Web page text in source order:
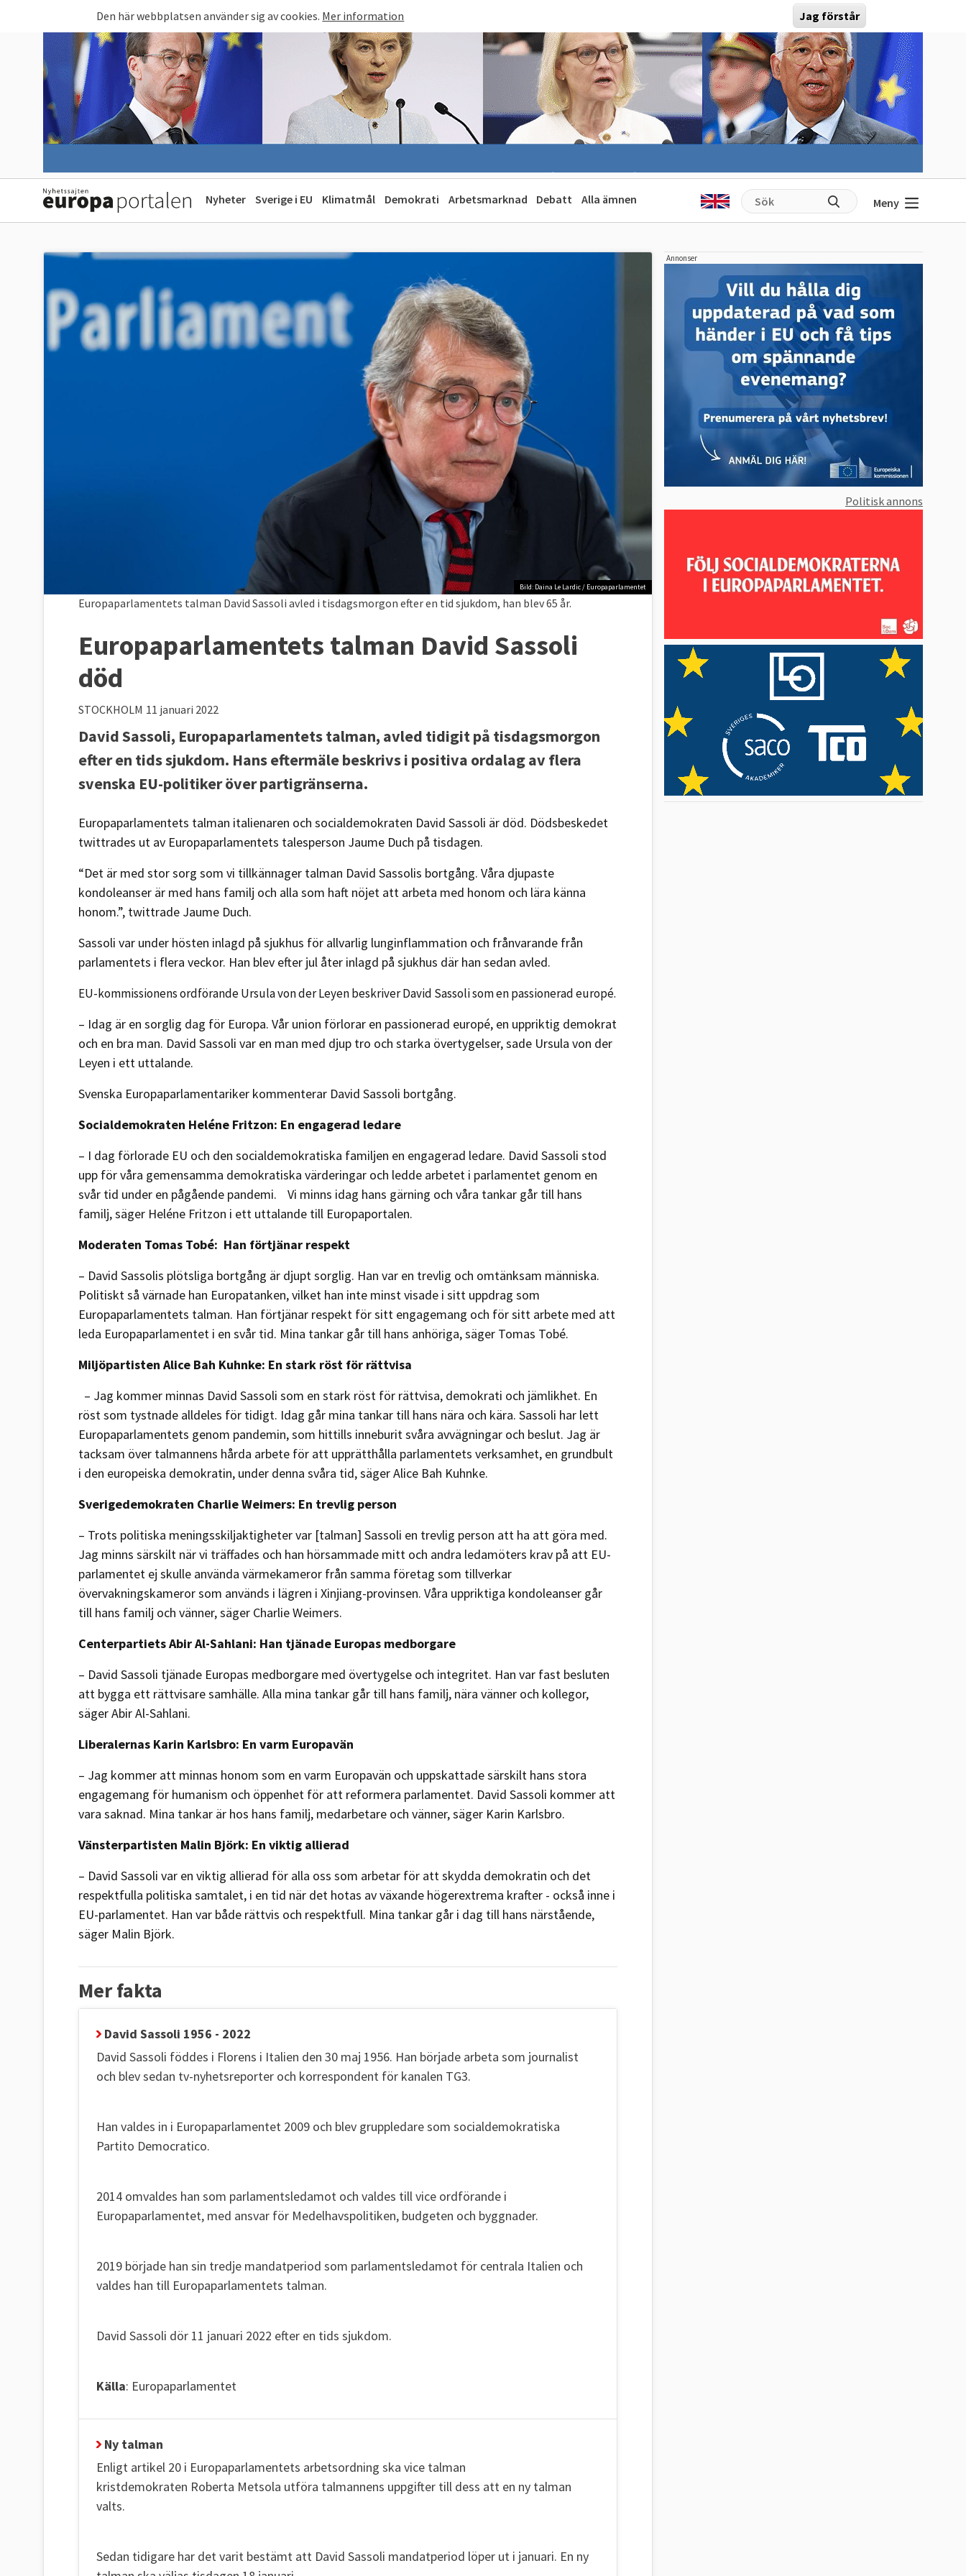
Den här webbplatsen använder sig av cookies. Mer information Jag förstår
Nyheter Sverige i EU Klimatmål Demokrati Arbetsmarknad Debatt Alla ämnen Meny
Bild: Daina Le Lardic / Europaparlamentet
Europaparlamentets talman David Sassoli avled i tisdagsmorgon efter en tid sjukdom, han blev 65 år.
Europaparlamentets talman David Sassoli
död
STOCKHOLM 11 januari 2022
David Sassoli, Europaparlamentets talman, avled tidigit på tisdagsmorgon
efter en tids sjukdom. Hans eftermäle beskrivs i positiva ordalag av flera
svenska EU-politiker över partigränserna.
Europaparlamentets talman italienaren och socialdemokraten David Sassoli är död. Dödsbeskedet
twittrades ut av Europaparlamentets talesperson Jaume Duch på tisdagen.
“Det är med stor sorg som vi tillkännager talman David Sassolis bortgång. Våra djupaste
kondoleanser är med hans familj och alla som haft nöjet att arbeta med honom och lära känna
honom.”, twittrade Jaume Duch.
Sassoli var under hösten inlagd på sjukhus för allvarlig lunginflammation och frånvarande från
parlamentets i flera veckor. Han blev efter jul åter inlagd på sjukhus där han sedan avled.
EU-kommissionens ordförande Ursula von der Leyen beskriverDavid Sassoli som enpassionerad europé.
– Idag är en sorglig dag för Europa. Vår union förlorar en passionerad europé, en uppriktig demokrat
och en bra man. David Sassoli var en man med djup tro och starka övertygelser, sade Ursula von der
Leyen i ett uttalande.
Svenska Europaparlamentariker kommenterar David Sassoli bortgång.
Socialdemokraten Heléne Fritzon: En engagerad ledare
– I dag förlorade EU och den socialdemokratiska familjen en engagerad ledare. David Sassoli stod
upp för våra gemensamma demokratiska värderingar och ledde arbetet i parlamentet genom en
svår tid under en pågående pandemi. Vi minns idag hans gärning och våra tankar går till hans
familj, säger Heléne Fritzon i ett uttalande till Europaportalen.
Moderaten Tomas Tobé: Han förtjänar respekt
– David Sassolis plötsliga bortgång är djupt sorglig. Han var en trevlig och omtänksam människa.
Politiskt så värnade han Europatanken, vilket han inte minst visade i sitt uppdrag som
Europaparlamentets talman. Han förtjänar respekt för sitt engagemang och för sitt arbete med att
leda Europaparlamentet i en svår tid. Mina tankar går till hans anhöriga, säger Tomas Tobé.
Miljöpartisten Alice Bah Kuhnke: En stark röst för rättvisa
– Jag kommer minnas David Sassoli som en stark röst för rättvisa, demokrati och jämlikhet. En
röst som tystnade alldeles för tidigt. Idag går mina tankar till hans nära och kära. Sassoli har lett
Europaparlamentets genom pandemin, som hittills inneburit svåra avvägningar och beslut. Jag är
tacksam över talmannens hårda arbete för att upprätthålla parlamentets verksamhet, en grundbult
i den europeiska demokratin, under denna svåra tid, säger Alice Bah Kuhnke.
Sverigedemokraten Charlie Weimers: En trevlig person
– Trots politiska meningsskiljaktigheter var [talman] Sassoli en trevlig person att ha att göra med.
Jag minns särskilt när vi träffades och han hörsammade mitt och andra ledamöters krav på att EU-
parlamentet ej skulle använda värmekameror från samma företag som tillverkar
övervakningskameror som används i lägren i Xinjiang-provinsen. Våra uppriktiga kondoleanser går
till hans familj och vänner, säger Charlie Weimers.
Centerpartiets Abir Al-Sahlani: Han tjänade Europas medborgare
– David Sassoli tjänade Europas medborgare med övertygelse och integritet. Han var fast besluten
att bygga ett rättvisare samhälle. Alla mina tankar går till hans familj, nära vänner och kollegor,
säger Abir Al-Sahlani.
Liberalernas Karin Karlsbro: En varm Europavän
– Jag kommer att minnas honom som en varm Europavän och uppskattade särskilt hans stora
engagemang för humanism och öppenhet för att reformera parlamentet. David Sassoli kommer att
vara saknad. Mina tankar är hos hans familj, medarbetare och vänner, säger Karin Karlsbro.
Vänsterpartisten Malin Björk: En viktig allierad
– David Sassoli var en viktig allierad för alla oss som arbetar för att skydda demokratin och det
respektfulla politiska samtalet, i en tid när det hotas av växande högerextrema krafter - också inne i
EU-parlamentet. Han var både rättvis och respektfull. Mina tankar går i dag till hans närstående,
säger Malin Björk.
Mer fakta
David Sassoli 1956 - 2022
David Sassoli föddes i Florens i Italien den 30 maj 1956. Han började arbeta som journalist
och blev sedan tv-nyhetsreporter och korrespondent för kanalen TG3.
Han valdes in i Europaparlamentet 2009 och blev gruppledare som socialdemokratiska
Partito Democratico.
2014 omvaldes han som parlamentsledamot och valdes till vice ordförande i
Europaparlamentet, med ansvar för Medelhavspolitiken, budgeten och byggnader.
2019 började han sin tredje mandatperiod som parlamentsledamot för centrala Italien och
valdes han till Europaparlamentets talman.
David Sassoli dör 11 januari 2022 efter en tids sjukdom.
Källa: Europaparlamentet
Ny talman
Enligt artikel 20 i Europaparlamentets arbetsordning ska vice talman
kristdemokraten Roberta Metsola utföra talmannens uppgifter till dess att en ny talman
valts.
Sedan tidigare har det varit bestämt att David Sassoli mandatperiod löper ut i januari. En ny
Annonser
Politisk annons